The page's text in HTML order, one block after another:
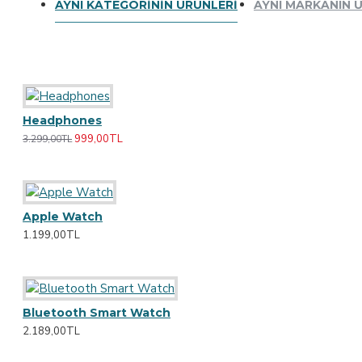
Chesterfield Sofa
Sarah Bell
Anti-Dandruff Shampoo
Body Scrub
Gym Wear
AYNI KATEGORININ ÜRÜNLERI AYNI MARKANIN
Headphones
3.299,00TL 999,00TL
Apple Watch
1.199,00TL
Bluetooth Smart Watch
2.189,00TL